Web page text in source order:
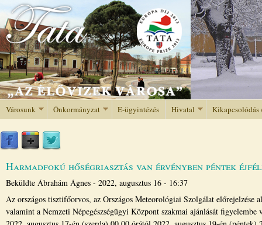
Jump to navigation
Városunk Önkormányzat E-ügyintézés Hivatal Kikapcsolódás
Harmadfokú hőségriasztás van érvényben péntek
Beküldte Ábrahám Ágnes - 2022, augusztus 16 - 16:37
Az országos tisztifőorvos, az Országos Meteorológiai Szolgálat előrejelzése
valamint a Nemzeti Népegészségügyi Központ szakmai ajánlását figyelembe